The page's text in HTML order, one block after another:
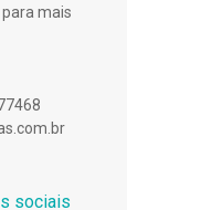
mais
sociais